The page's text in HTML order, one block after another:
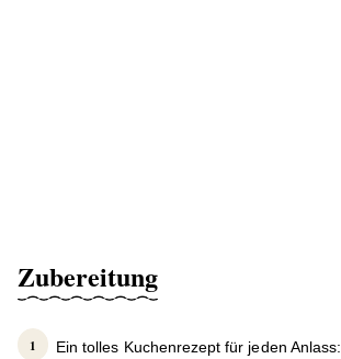
Zubereitung
Ein tolles Kuchenrezept für jeden Anlass: